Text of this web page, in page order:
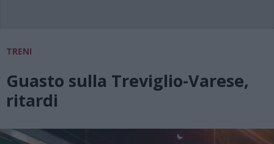
TRENI
Guasto sulla Treviglio-Varese,
ritardi